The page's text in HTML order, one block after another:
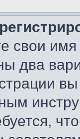
свои
два